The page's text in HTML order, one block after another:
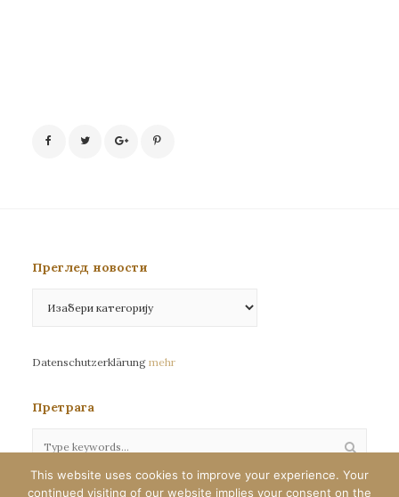
Преглед новости
новости
Datenschutzerklärung mehr
Претрага
This website uses cookies to improve your experience. Your
continued visiting of our website implies your consent on the